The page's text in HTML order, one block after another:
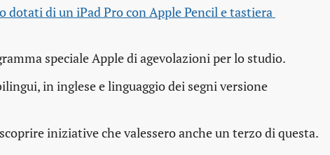
dotati di un iPad Pro con Apple Pencil e tastiera
speciale Apple di agevolazioni per lo studio.
in inglese e linguaggio dei segni versione
iniziative che valessero anche un terzo di questa.